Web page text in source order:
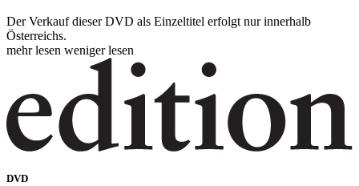
Der Verkauf dieser DVD als Einzeltitel erfolgt nur innerhalb
Österreichs.
mehr lesen weniger lesen
DVD